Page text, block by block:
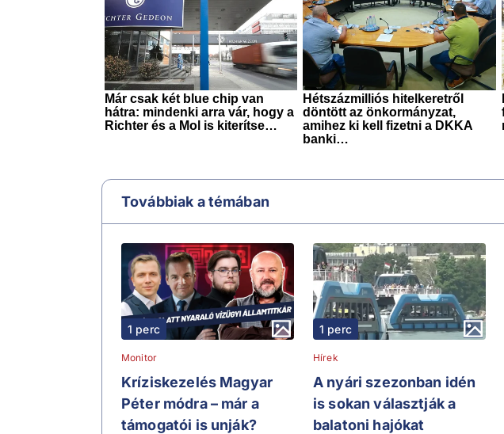
Továbbiak a témában
1 perc
Monitor
Kríziskezelés Magyar
Péter módra – már a
támogatói is unják?
1 perc
Hírek
A nyári szezonban idén
is sokan választják a
balatoni hajókat